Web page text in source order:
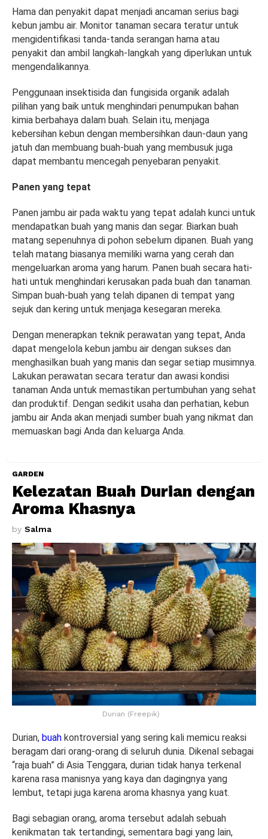
Hama dan penyakit dapat menjadi ancaman serius bagi
kebun jambu air. Monitor tanaman secara teratur untuk
mengidentifikasi tanda-tanda serangan hama atau
penyakit dan ambil langkah-langkah yang diperlukan untuk
mengendalikannya.
Penggunaan insektisida dan fungisida organik adalah
pilihan yang baik untuk menghindari penumpukan bahan
kimia berbahaya dalam buah. Selain itu, menjaga
kebersihan kebun dengan membersihkan daun-daun yang
jatuh dan membuang buah-buah yang membusuk juga
dapat membantu mencegah penyebaran penyakit.
Panen yang tepat
Panen jambu air pada waktu yang tepat adalah kunci untuk
mendapatkan buah yang manis dan segar. Biarkan buah
matang sepenuhnya di pohon sebelum dipanen. Buah yang
telah matang biasanya memiliki warna yang cerah dan
mengeluarkan aroma yang harum. Panen buah secara hati-
hati untuk menghindari kerusakan pada buah dan tanaman.
Simpan buah-buah yang telah dipanen di tempat yang
sejuk dan kering untuk menjaga kesegaran mereka.
Dengan menerapkan teknik perawatan yang tepat, Anda
dapat mengelola kebun jambu air dengan sukses dan
menghasilkan buah yang manis dan segar setiap musimnya.
Lakukan perawatan secara teratur dan awasi kondisi
tanaman Anda untuk memastikan pertumbuhan yang sehat
dan produktif. Dengan sedikit usaha dan perhatian, kebun
jambu air Anda akan menjadi sumber buah yang nikmat dan
memuaskan bagi Anda dan keluarga Anda.
GARDEN
Kelezatan Buah Durian dengan
Aroma Khasnya
by Salma
Durian (Freepik)
Durian, buah kontroversial yang sering kali memicu reaksi
beragam dari orang-orang di seluruh dunia. Dikenal sebagai
“raja buah” di Asia Tenggara, durian tidak hanya terkenal
karena rasa manisnya yang kaya dan dagingnya yang
lembut, tetapi juga karena aroma khasnya yang kuat.
Bagi sebagian orang, aroma tersebut adalah sebuah
kenikmatan tak tertandingi, sementara bagi yang lain,